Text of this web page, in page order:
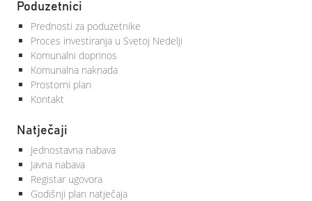
Poduzetnici
Prednosti za poduzetnike
Proces investiranja u Svetoj Nedelji
Komunalni doprinos
Komunalna naknada
Prostorni plan
Kontakt
Natječaji
Jednostavna nabava
Javna nabava
Registar ugovora
Godišnji plan natječaja